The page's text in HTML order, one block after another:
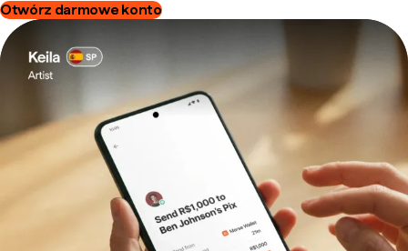
Otwórz darmowe konto